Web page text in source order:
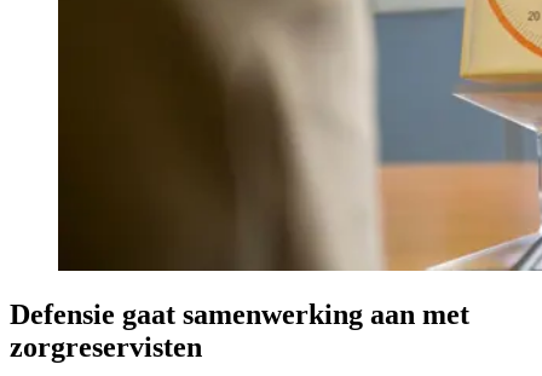
Defensie gaat samenwerking aan met
zorgreservisten